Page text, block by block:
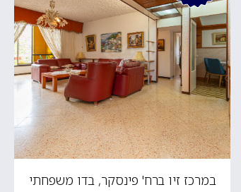
במרכז זיו ברח' פינסקר, בדו משפחתי